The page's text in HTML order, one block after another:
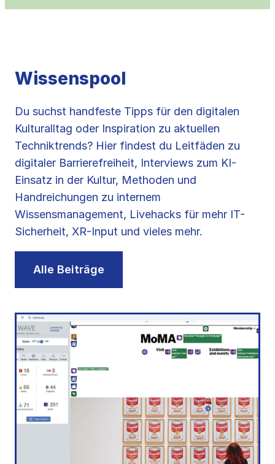
Wissenspool
Du suchst handfeste Tipps für den digitalen
Kulturalltag oder Inspiration zu aktuellen
Techniktrends? Hier findest du Leitfäden zu
digitaler Barrierefreiheit, Interviews zum KI-
Einsatz in der Kultur, Methoden und
Handreichungen zu internem
Wissensmanagement, Livehacks für mehr IT-
Sicherheit, XR-Input und vieles mehr.
Alle Beiträge